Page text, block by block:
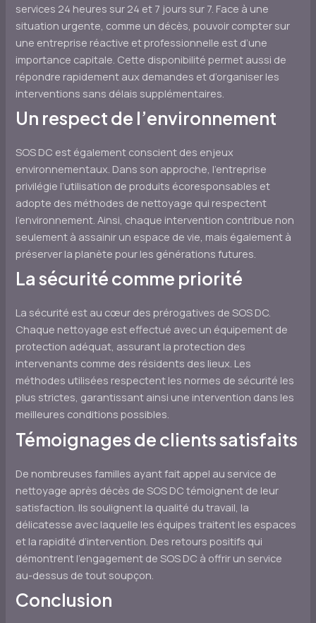
services 24 heures sur 24 et 7 jours sur 7. Face à une
situation urgente, comme un décès, pouvoir compter sur
une entreprise réactive et professionnelle est d’une
importance capitale. Cette disponibilité permet aussi de
répondre rapidement aux demandes et d’organiser les
interventions sans délais supplémentaires.
Un respect de l’environnement
SOS DC est également conscient des enjeux
environnementaux. Dans son approche, l’entreprise
privilégie l’utilisation de produits écoresponsables et
adopte des méthodes de nettoyage qui respectent
l’environnement. Ainsi, chaque intervention contribue non
seulement à assainir un espace de vie, mais également à
préserver la planète pour les générations futures.
La sécurité comme priorité
La sécurité est au cœur des prérogatives de SOS DC.
Chaque nettoyage est effectué avec un équipement de
protection adéquat, assurant la protection des
intervenants comme des résidents des lieux. Les
méthodes utilisées respectent les normes de sécurité les
plus strictes, garantissant ainsi une intervention dans les
meilleures conditions possibles.
Témoignages de clients satisfaits
De nombreuses familles ayant fait appel au service de
nettoyage après décès de SOS DC témoignent de leur
satisfaction. Ils soulignent la qualité du travail, la
délicatesse avec laquelle les équipes traitent les espaces
et la rapidité d’intervention. Des retours positifs qui
démontrent l’engagement de SOS DC à offrir un service
au-dessus de tout soupçon.
Conclusion